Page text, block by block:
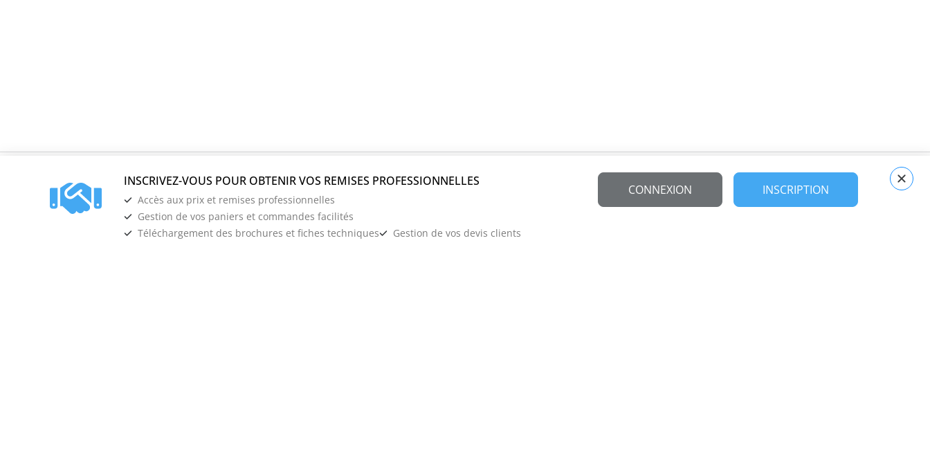
Accès aux prix et remises professionnelles
Gestion de vos paniers et commandes facilités
Téléchargement des brochures et fiches techniques
Gestion de vos devis clients
CONNEXION INSCRIPTION